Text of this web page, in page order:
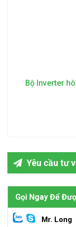
Bộ Inverter
Yêu cầu tư
Gọi Ngay Để
Mr. Long